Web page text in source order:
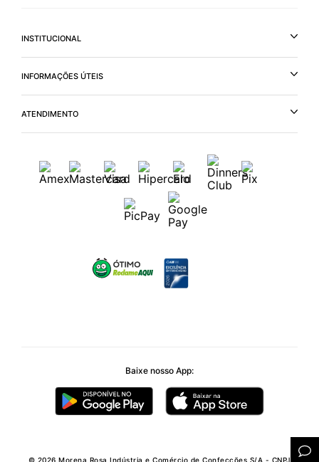
INSTITUCIONAL
INFORMAÇÕES ÚTEIS
ATENDIMENTO
Baixe nosso App:
© 2026 Morena Rosa Indústria e Comércio de Confecções S/A - CNPJ